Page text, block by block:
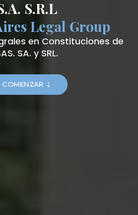
S.R.L
Legal Group
en Constituciones de
SA. y SRL.
COMENZAR